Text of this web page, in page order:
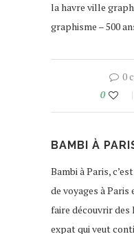
la havre ville
graphisme – 500
0
0
BAMBI À
Bambi à Paris,
de voyages à Paris
faire découvrir des
expat qui veut